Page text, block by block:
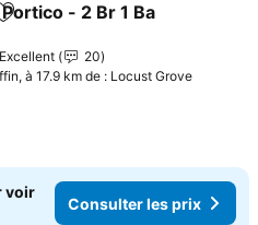
Ajouter à mes favoris
- 2 Br 1 Ba
Excellent
20
à 17.9 km de : Locust Grove
voir
Consulter les prix